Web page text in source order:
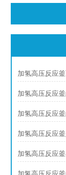
加氢高压反应
加氢高压反应
加氢高压反应
加氢高压反应
加氢高压反应